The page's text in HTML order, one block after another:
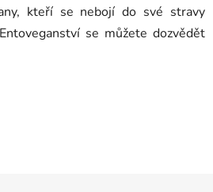
kteří se nebojí do své stravy
se můžete dozvědět